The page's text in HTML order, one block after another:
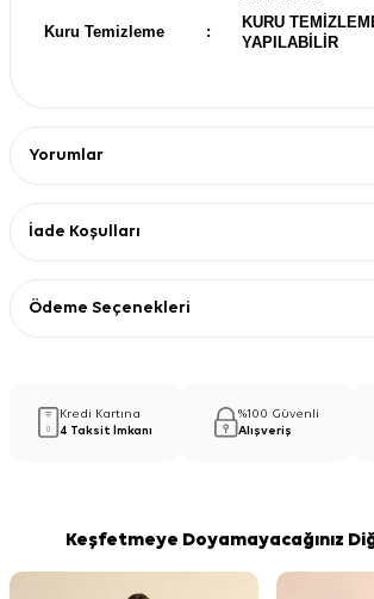
Kuru Temizleme :
KURU
YAPILABİLİR
Yorumlar
İade Koşulları
Ödeme Seçenekleri
Kredi Kartına
4 Taksit İmkanı
%100 Güvenli
Alışveriş
Keşfetmeye Doyamayacağınız